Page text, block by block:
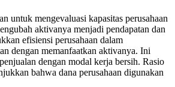
untuk mengevaluasi kapasitas perusahaan
aktivanya menjadi pendapatan dan
efisiensi perusahaan dalam
dengan memanfaatkan aktivanya. Ini
dengan modal kerja bersih. Rasio
bahwa dana perusahaan digunakan